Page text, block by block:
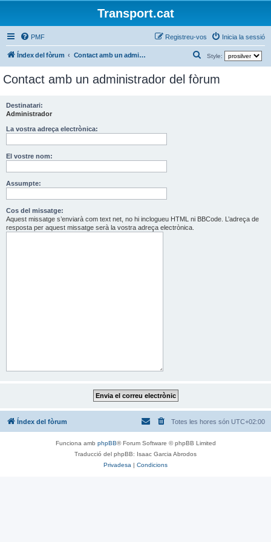
Transport.cat
PMF Inicia la sessió
Registreu-vos
Índex del fòrum Contact amb un administrador del fòrum Style:
e
r
Contact amb un administrador del fòrum
Destinatari:
Administrador
La vostra adreça electrònica:
El vostre nom:
Assumpte:
Cos del missatge:
Aquest missatge s’enviarà com text net, no hi inclogueu HTML ni BBCode. L’adreça de
resposta per aquest missatge serà la vostra adreça electrònica.
Índex del fòrum Totes les hores són UTC+02:00
Funciona amb phpBB® Forum Software © phpBB Limited
Traducció del phpBB: Isaac Garcia Abrodos
Privadesa | Condicions